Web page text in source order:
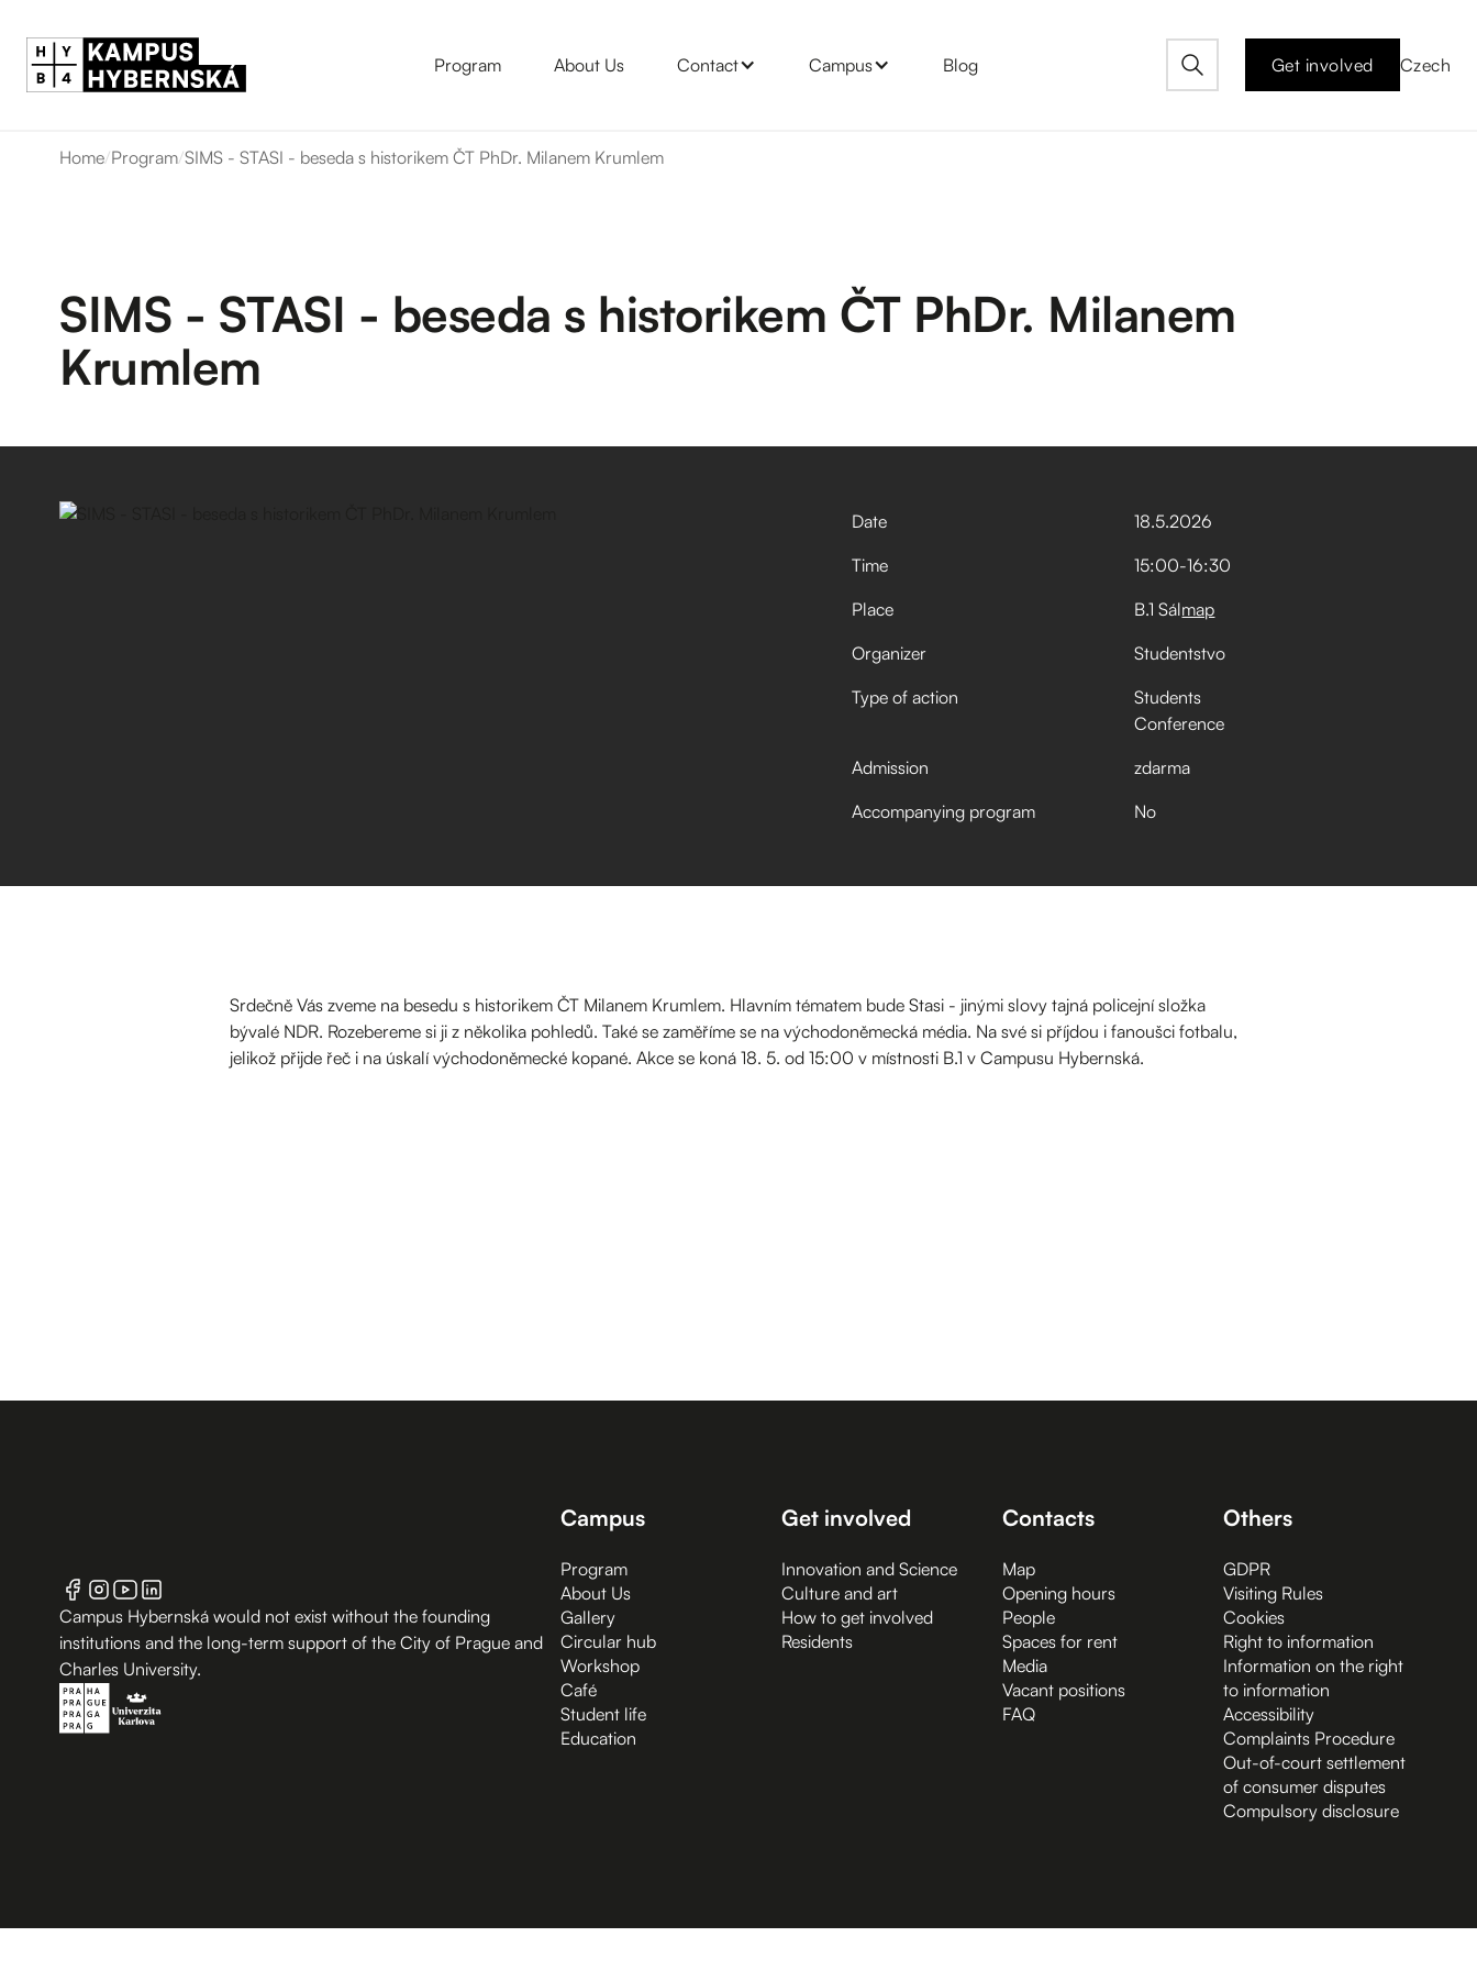
Program About Us Contact Campus Blog Get involved Czech
Home/Program/SIMS - STASI - beseda s historikem ČT PhDr. Milanem Krumlem
SIMS - STASI - beseda s historikem ČT PhDr. Milanem
Krumlem
Date 18.5.2026
Time
15:00-16:30
Place
B.1 Sálmap
Organizer
Studentstvo
Type of action
Students
Conference
Admission
zdarma
Accompanying program
No
Srdečně Vás zveme na besedu s historikem ČT Milanem Krumlem. Hlavním tématem bude Stasi - jinými slovy tajná policejní složka
bývalé NDR. Rozebereme si ji z několika pohledů. Také se zaměříme se na východoněmecká média. Na své si příjdou i fanoušci fotbalu,
jelikož přijde řeč i na úskalí východoněmecké kopané. Akce se koná 18. 5. od 15:00 v místnosti B.1 v Campusu Hybernská.
Campus Hybernská would not exist without the founding
institutions and the long-term support of the City of Prague and
Charles University.
Campus
Program
About Us
Gallery
Circular hub
Workshop
Café
Student life
Education
Get involved
Innovation and Science
Culture and art
How to get involved
Residents
Contacts
Map
Opening hours
People
Spaces for rent
Media
Vacant positions
FAQ
Others
GDPR
Visiting Rules
Cookies
Right to information
Information on the right
to information
Accessibility
Complaints Procedure
Out-of-court settlement
of consumer disputes
Compulsory disclosure